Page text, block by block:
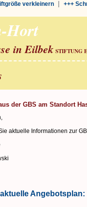
verkleinern| +++
Hort
in Eilbek STIFTUNG
der GBS am Standort
aktuelle Informationen zur
Angebotsplan: